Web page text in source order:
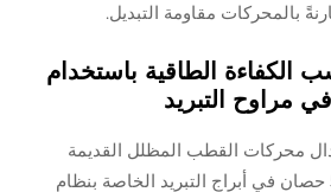
الكفاءة الطاقية باستخدام
مراوح التبريد
محركات القطب المظلل القديمة
بمحرك حثي بقدرة 500 حصان في أبراج التبريد الخاصة بنظام